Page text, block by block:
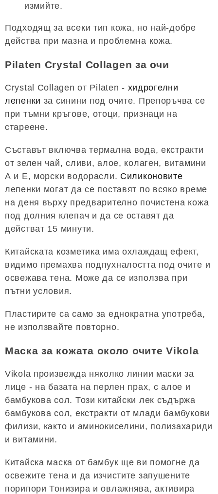
измийте.
Подходящ за всеки тип кожа, но най-добре
действа при мазна и проблемна кожа.
Pilaten Crystal Collagen за очи
Crystal Collagen от Pilaten - хидрогелни
лепенки за синини под очите. Препоръчва се
при тъмни кръгове, отоци, признаци на
стареене.
Съставът включва термална вода, екстракти
от зелен чай, сливи, алое, колаген, витамини
А и Е, морски водорасли. Силиконовите
лепенки могат да се поставят по всяко време
на деня върху предварително почистена кожа
под долния клепач и да се оставят да
действат 15 минути.
Китайската козметика има охлаждащ ефект,
видимо премахва подпухналостта под очите и
освежава тена. Може да се използва при
пътни условия.
Пластирите са само за еднократна употреба,
не използвайте повторно.
Маска за кожата около очите Vikola
Vikola произвежда няколко линии маски за
лице - на базата на перлен прах, с алое и
бамбукова сол. Този китайски лек съдържа
бамбукова сол, екстракти от млади бамбукови
филизи, както и аминокиселини, полизахариди
и витамини.
Китайска маска от бамбук ще ви помогне да
освежите тена и да изчистите запушените
порипори Тонизира и овлажнява, активира